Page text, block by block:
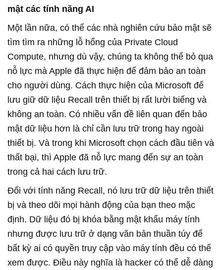
mật các tính năng AI
Một lần nữa, có thể các nhà nghiên cứu bảo mật sẽ
tìm tìm ra những lỗ hổng của Private Cloud
Compute, nhưng dù vậy, chúng ta không thể bỏ qua
nỗ lực mà Apple đã thực hiện để đảm bảo an toàn
cho người dùng. Cách thực hiện của Microsoft để
lưu giữ dữ liệu Recall trên thiết bị rất lười biếng và
không an toàn. Có nhiều vấn đề liên quan đến bảo
mật dữ liệu hơn là chỉ cần lưu trữ trong hay ngoài
thiết bị. Và trong khi Microsoft chọn cách đầu tiên và
thất bại, thì Apple đã nỗ lực mang đến sự an toàn
trong cả hai cách lưu trữ.
Đối với tính năng Recall, nó lưu trữ dữ liệu trên thiết
bị và theo dõi mọi hành động của bạn theo mặc
định. Dữ liệu đó bị khóa bằng mật khẩu máy tính
nhưng được lưu trữ ở dạng văn bản thuần túy để
bất kỳ ai có quyền truy cập vào máy tính đều có thể
xem được. Điều này nghĩa là hacker có thể dễ dàng